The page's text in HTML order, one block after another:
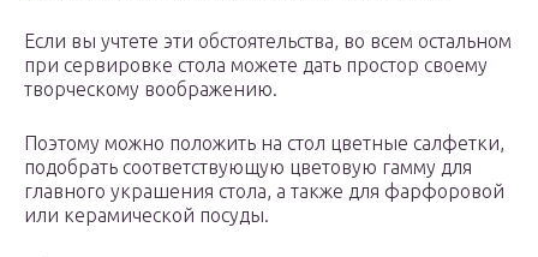
Если вы учтете эти обстоятельства, во всем остальном
при сервировке стола можете дать простор своему
творческому воображению.
Поэтому можно положить на стол цветные салфетки,
подобрать соответствующую цветовую гамму для
главного украшения стола, а также для фарфоровой
или керамической посуды.